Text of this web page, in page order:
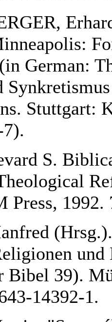
German:
Stuttgart:
S.
Press, 1992.
Bibel 39).
14392-1.